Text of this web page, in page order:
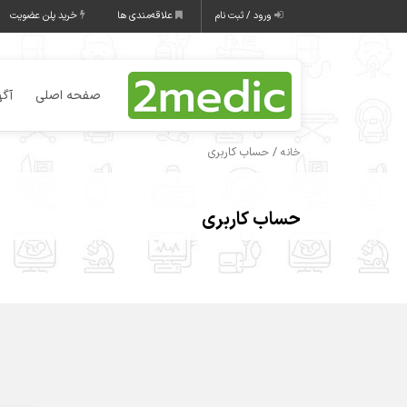
ورود / ثبت نام علاقه‌مندی ها خرید پلن عضویت
صفحه اصلی
خانه / حساب کاربری
حساب کاربری